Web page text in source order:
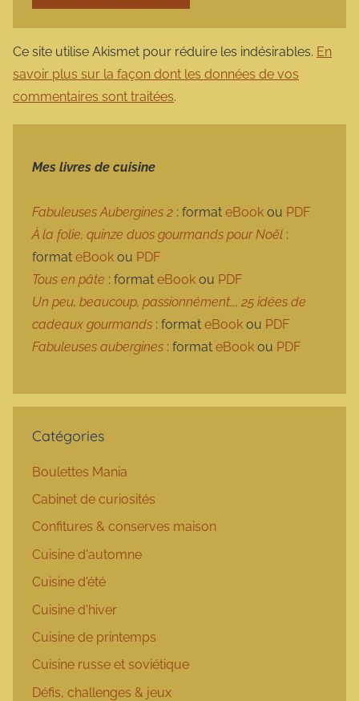
Ce site utilise Akismet pour réduire les indésirables. En
savoir plus sur la façon dont les données de vos
commentaires sont traitées.
Mes livres de cuisine
Fabuleuses Aubergines 2 : format eBook ou PDF
À la folie, quinze duos gourmands pour Noël :
format eBook ou PDF
Tous en pâte : format eBook ou PDF
Un peu, beaucoup, passionnément…, 25 idées de
cadeaux gourmands : format eBook ou PDF
Fabuleuses aubergines : format eBook ou PDF
Catégories
Boulettes Mania
Cabinet de curiosités
Confitures & conserves maison
Cuisine d'automne
Cuisine d'été
Cuisine d'hiver
Cuisine de printemps
Cuisine russe et soviétique
Défis, challenges & jeux